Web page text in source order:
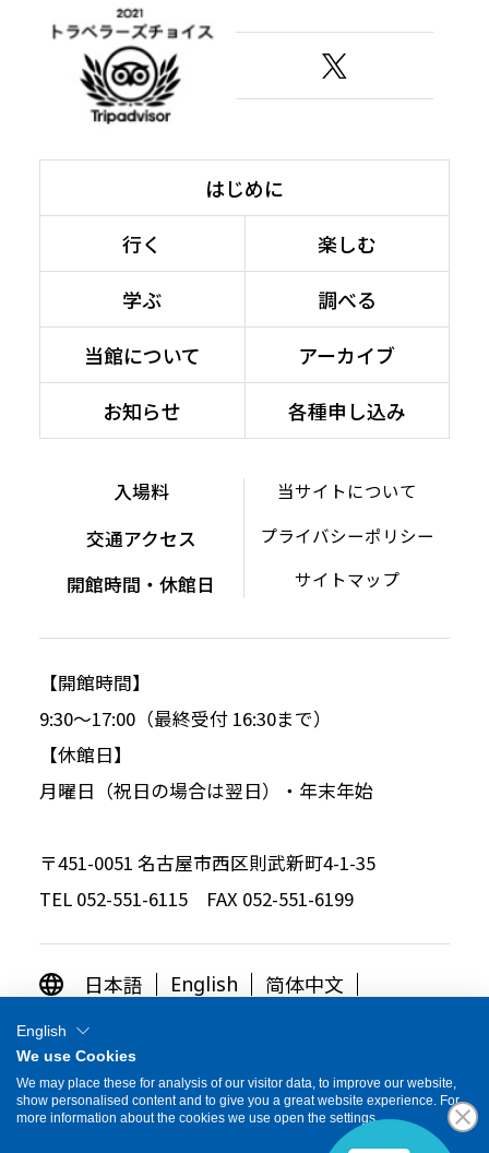
はじめに
行く
楽しむ
学ぶ
調べる
当館について
アーカイブ
お知らせ
各種申し込み
入場料
交通アクセス
開館時間・休館日
当サイトについて
プライバシーポリシー
サイトマップ
【開館時間】
9:30～17:00（最終受付 16:30まで）
【休館日】
月曜日（祝日の場合は翌日）・年末年始
〒451-0051 名古屋市西区則武新町4-1-35
TEL 052-551-6115 FAX 052-551-6199
日本語 English
简体中文
繁体中文
English
We use Cookies
We may place these for analysis of our visitor data, to improve our website,
show personalised content and to give you a great website experience. For
more information about the cookies we use open the settings.